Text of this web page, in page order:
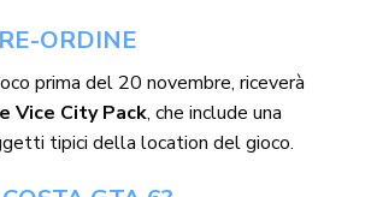
ORDINE
prima del 20 novembre, riceverà
Vice City Pack, che include una
tipici della location del gioco.